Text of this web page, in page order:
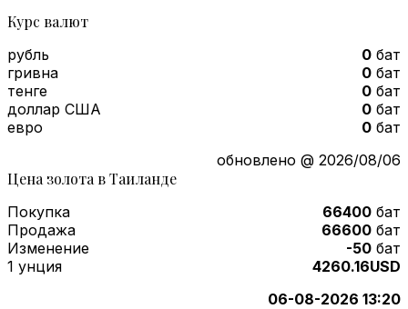
Курс валют
рубль 0 бат
гривна
0 бат
тенге
0 бат
доллар США
0 бат
евро
0 бат
обновлено @ 2026/08/06
Цена золота в Таиланде
Покупка 66400 бат
Продажа
66600 бат
Изменение
-50 бат
1 унция
4260.16USD
06-08-2026 13:20